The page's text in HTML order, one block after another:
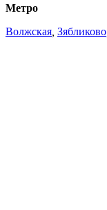
Метро
Волжская Зябликово